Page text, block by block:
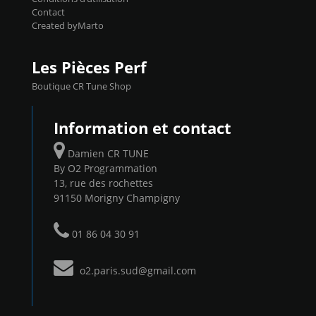
Contact
Created byMarto
Les Pièces Perf
Boutique CR Tune Shop
Information et contact
Damien CR TUNE
By O2 Programmation
13, rue des rochettes
91150 Morigny Champigny
01 86 04 30 91
o2.paris.sud@gmail.com